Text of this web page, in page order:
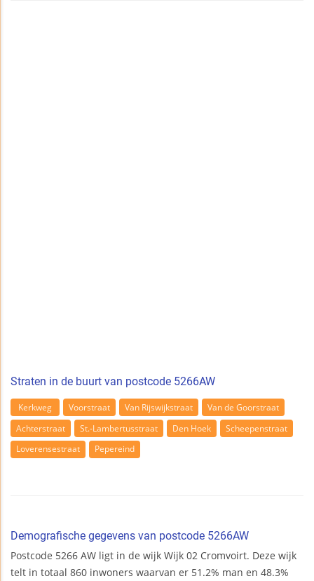
Straten in de buurt van postcode 5266AW
Kerkweg Voorstraat Van Rijswijkstraat
Van de Goorstraat
Achterstraat
St.-Lambertusstraat Den Hoek
Scheepenstraat
Loverensestraat
Pepereind
Demografische gegevens van postcode 5266AW
Postcode 5266 AW ligt in de wijk Wijk 02 Cromvoirt. Deze wijk
telt in totaal 860 inwoners waarvan er 51.2% man en 48.3%